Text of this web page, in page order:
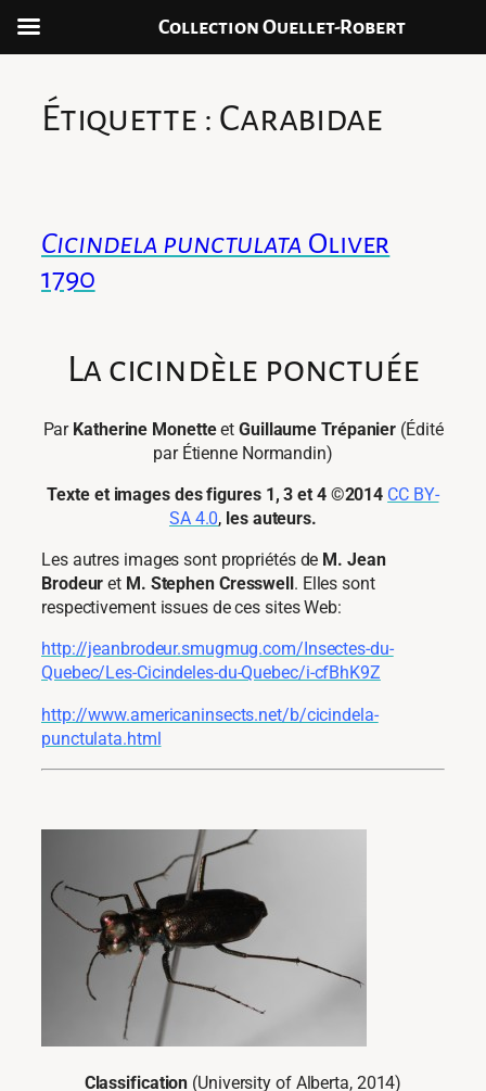
contenuÉtiquette : Carabidae
Cicindela punctulata Oliver
1790
La cicindèle ponctuée
Par Katherine Monette et Guillaume Trépanier (Édité
par Étienne Normandin)
Texte et images des figures 1, 3 et 4 ©2014 CC BY-
SA 4.0, les auteurs.
Les autres images sont propriétés de M. Jean
Brodeur et M. Stephen Cresswell. Elles sont
respectivement issues de ces sites Web:
http://jeanbrodeur.smugmug.com/Insectes-du-
Quebec/Les-Cicindeles-du-Quebec/i-cfBhK9Z
http://www.americaninsects.net/b/cicindela-
punctulata.html
Classification (University of Alberta, 2014)
Collection Ouellet-Robert